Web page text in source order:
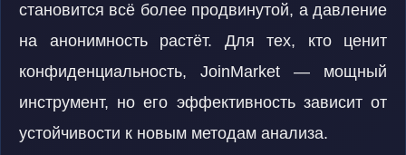
становится всё более продвинутой, а давление
на анонимность растёт. Для тех, кто ценит
конфиденциальность, JoinMarket — мощный
инструмент, но его эффективность зависит от
устойчивости к новым методам анализа.